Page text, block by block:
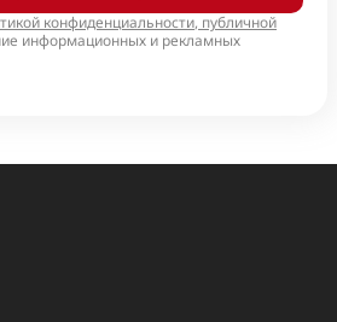
конфиденциальности, публичной
информационных и рекламных